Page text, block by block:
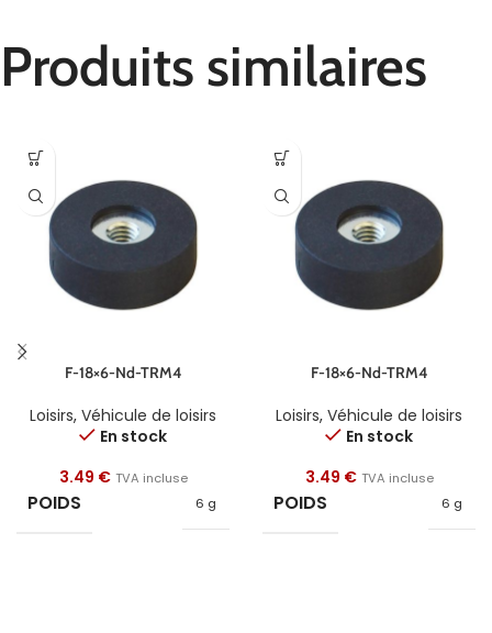
Produits similaires
F-18×6-Nd-TRM4
Loisirs, Véhicule de loisirs
En stock
3.49 € TVA incluse
POIDS 6 g
F-18×6-Nd-TRM4
Loisirs, Véhicule de loisirs
En stock
3.49 € TVA incluse
POIDS 6 g